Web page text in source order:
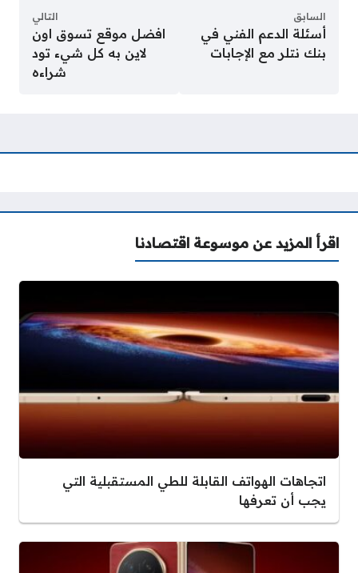
السابق
أسئلة الدعم الفني في
بنك نتلر مع الإجابات
التالي
افضل موقع تسوق اون
لاين به كل شيء تود
شراءه
اقرأ المزيد عن موسوعة اقتصادنا
اتجاهات الهواتف القابلة للطي المستقبلية التي
يجب أن تعرفها